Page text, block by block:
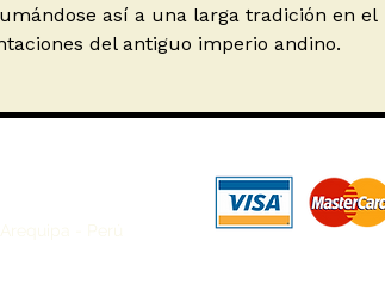
así a una larga tradición en el
del antiguo imperio andino.